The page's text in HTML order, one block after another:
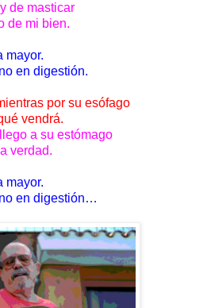
masticar
mi bien.
en digestión.
por su esófago
vendrá.
a su estómago
verdad.
en digestión…